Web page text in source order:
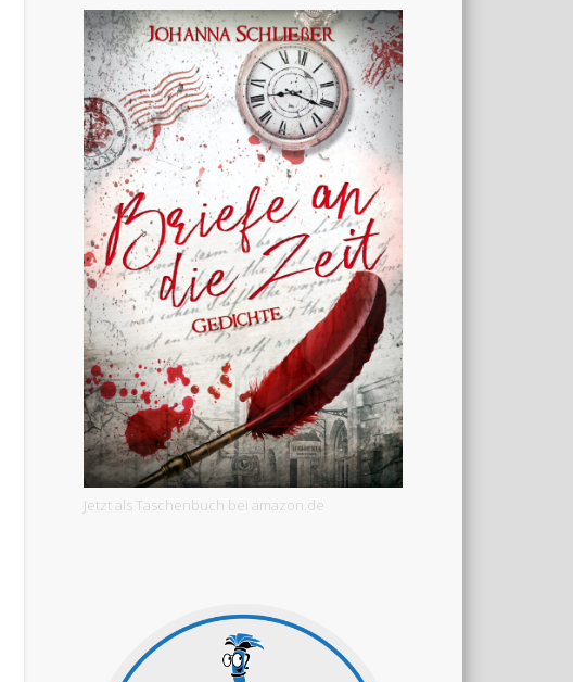
Jetzt als Taschenbuch bei amazon.de